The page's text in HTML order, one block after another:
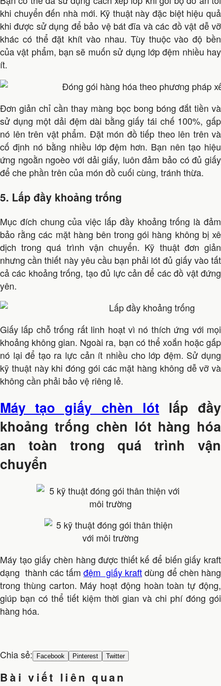
khi chuyển đến nhà mới. Kỹ thuật này đặc biệt hiệu quả
khi được sử dụng để bảo vệ bát đĩa và các đồ vật dễ vỡ
khác có thể đặt khít vào nhau. Tùy thuộc vào độ bền
của vật phẩm, bạn sẽ muốn sử dụng lớp đệm nhiều hay
ít.
Đơn giản chỉ cần thay màng bọc bong bóng đắt tiền và
sử dụng một dải đệm dài bằng giấy tái chế 100%, gấp
nó lên trên vật phẩm. Đặt món đồ tiếp theo lên trên và
cố định nó bằng nhiều lớp đệm hơn. Bạn nên tạo hiệu
ứng ngoằn ngoèo với dải giấy, luôn đảm bảo có đủ giấy
để che phần trên của món đồ cuối cùng, tránh thừa.
5. Lấp đầy khoảng trống
Mục đích chung của việc lấp đầy khoảng trống là đảm
bảo rằng các mặt hàng bên trong gói hàng không bị xê
dịch trong quá trình vận chuyển. Kỹ thuật đơn giản
nhưng cần thiết này yêu cầu bạn phải lót đủ giấy vào tất
cả các khoảng trống, tạo đủ lực cản để các đồ vật đứng
yên.
Giấy lấp chỗ trống rất linh hoạt vì nó thích ứng với mọi
khoảng không gian. Ngoài ra, bạn có thể xoắn hoặc gấp
nó lại để tạo ra lực cản ít nhiều cho lớp đệm. Sử dụng
kỹ thuật này khi đóng gói các mặt hàng không dễ vỡ và
không cần phải bảo vệ riêng lẻ.
Máy tạo giấy chèn lótlấp đầy
khoảng trống chèn lót hàng hóa
an toàn trong quá trình vận
chuyển
Máy tạo giấy chèn hàng được thiết kế để biến giấy kraft
dạng thành các tấmđệm giấy kraftdùng để chèn hàng
trong thùng carton. Máy hoạt động hoàn toàn tự động,
giúp bạn có thể tiết kiệm thời gian và chi phí đóng gói
hàng hóa.
Chia sẻ: Facebook Pinterest Twitter
Bài viết liên quan